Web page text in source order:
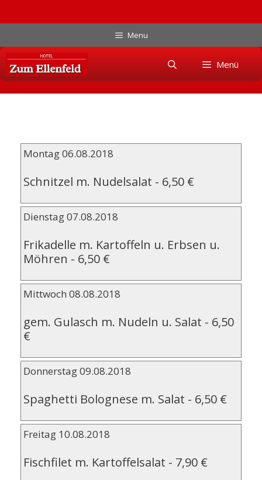
Inhalt
springen
Menu
Skip
content
Menü
Montag 06.08.2018
Schnitzel m. Nudelsalat - 6,50 €
Dienstag 07.08.2018
Frikadelle m. Kartoffeln u. Erbsen u.
Möhren - 6,50 €
Mittwoch 08.08.2018
gem. Gulasch m. Nudeln u. Salat - 6,50
€
Donnerstag 09.08.2018
Spaghetti Bolognese m. Salat - 6,50 €
Freitag 10.08.2018
Fischfilet m. Kartoffelsalat - 7,90 €